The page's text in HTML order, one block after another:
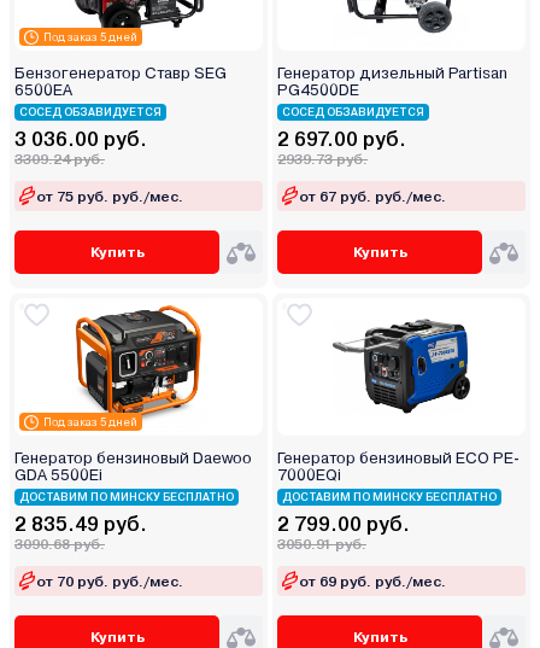
Под заказ 5 дней
Бензогенератор Ставр SEG
6500EA
СОСЕД ОБЗАВИДУЕТСЯ
3 036.00 руб.
3309.24 руб.
от 75 руб. руб./мес.
Купить
Генератор дизельный Partisan
PG4500DE
СОСЕД ОБЗАВИДУЕТСЯ
2 697.00 руб.
2939.73 руб.
от 67 руб. руб./мес.
Купить
Под заказ 5 дней
Генератор бензиновый Daewoo
GDA 5500Ei
ДОСТАВИМ ПО МИНСКУ БЕСПЛАТНО
2 835.49 руб.
3090.68 руб.
от 70 руб. руб./мес.
Купить
Генератор бензиновый ECO PE-
7000EQi
ДОСТАВИМ ПО МИНСКУ БЕСПЛАТНО
2 799.00 руб.
3050.91 руб.
от 69 руб. руб./мес.
Купить